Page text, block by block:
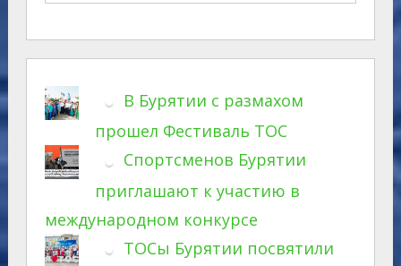
В Бурятии с размахом
прошел Фестиваль ТОС
Спортсменов Бурятии
приглашают к участию в
международном конкурсе
ТОСы Бурятии посвятили